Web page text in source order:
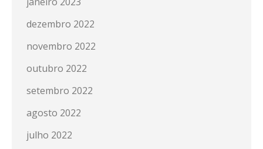
dezembro 2022
novembro 2022
outubro 2022
setembro 2022
agosto 2022
julho 2022